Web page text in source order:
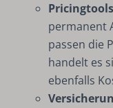
Pricingtools
permanent
passen die
handelt es
ebenfalls